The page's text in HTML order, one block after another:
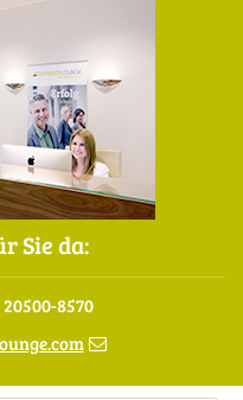
Sie da:
8570